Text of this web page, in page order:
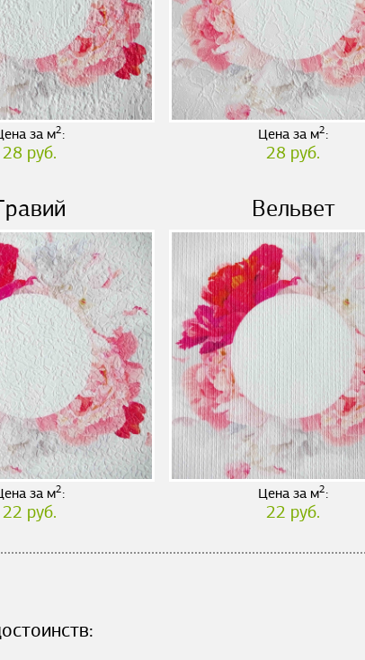
за м2:
28 руб.
Цена за м2:
28 руб.
за м2:
22 руб.
Вельвет
Цена за м2:
22 руб.